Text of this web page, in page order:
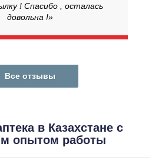
! Спасибо , осталась
довольна !»
Все отзывы
в Казахстане с
опытом работы